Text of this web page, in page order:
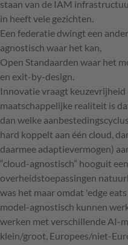
staan van de IAM
in heeft vele gezichten.
Een federatie dwingt een
agnostisch waar het kan,
Open Standaarden waar het
en exit-by-design.
Innovatie vraagt
maatschappelijke realiteit is
dan welke
hard koppelt aan één cloud,
daarmee adaptievermogen)
“cloud-agnostisch” hooguit
overheidstoepassingen
was het maar omdat 'edge
model-agnostisch kunnen
werken met verschillende AI-
klein/groot, Europees/niet-